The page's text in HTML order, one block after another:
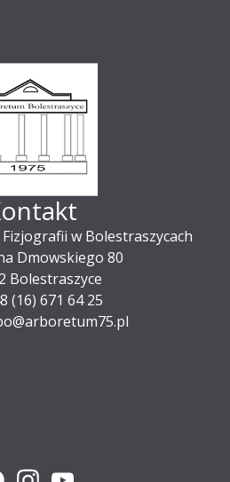
w Bolestraszycach
Dmowskiego 80
Bolestraszyce
(16) 671 64 25